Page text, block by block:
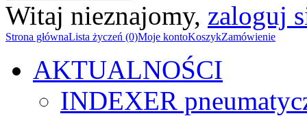
Witaj nieznajomy, zaloguj
Strona głównaLista życzeń (0)Moje kontoKoszykZamówienie
AKTUALNOŚCI
INDEXER